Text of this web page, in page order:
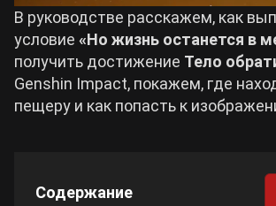
Roblox
Hogwarts Legacy
Все игры
В руководстве расскажем, как
условие «Но жизнь останется в
получить достижение Тело
Genshin Impact, покажем, где
пещеру и как попасть к
Содержание